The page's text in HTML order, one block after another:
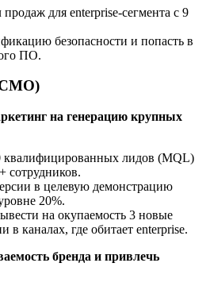
для enterprise-сегмента с 9
безопасности и попасть в
ПО.
на генерацию крупных
квалифицированных лидов (MQL)
сотрудников.
в целевую демонстрацию
20%.
на окупаемость 3 новые
в каналах, где обитает enterprise.
бренда и привлечь